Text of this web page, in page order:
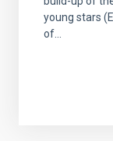
young stars
of...